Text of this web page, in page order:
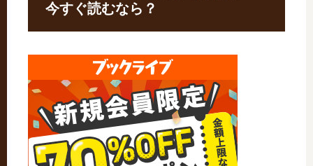
今すぐ読むなら？